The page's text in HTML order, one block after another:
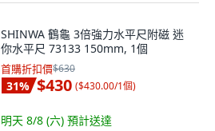
SHINWA 鶴龜 3倍強力水平尺附磁 迷
你水平尺 73133 150mm, 1個
首購折扣價$630
31% $430 ($430.00/1個)
明天 8/8 (六) 預計送達